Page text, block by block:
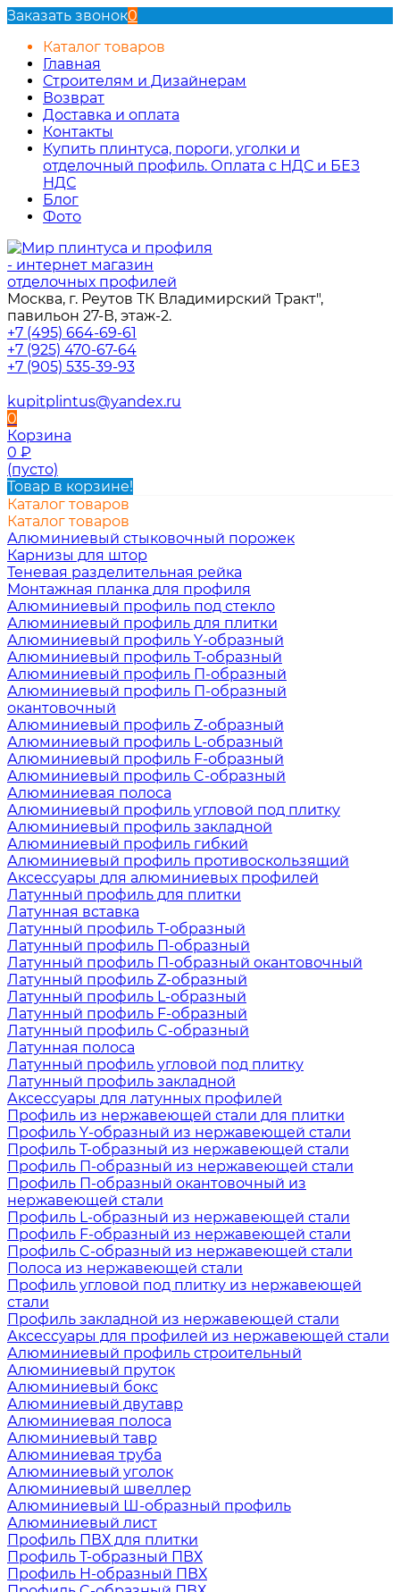
Заказать звонок0
Каталог товаров
Главная
Строителям и Дизайнерам
Возврат
Доставка и оплата
Контакты
Купить плинтуса, пороги, уголки и
отделочный профиль. Оплата с НДС и БЕЗ
НДС
Блог
Фото
Москва, г. Реутов ТК Владимирский Тракт",
павильон 27-В, этаж-2.
+7 (495) 664-69-61
+7 (925) 470-67-64
+7 (905) 535-39-93
kupitplintus@yandex.ru
0
Корзина
0 ₽
(пусто)
Товар в корзине!
Каталог товаров
Каталог товаров
Алюминиевый стыковочный порожек
Карнизы для штор
Теневая разделительная рейка
Монтажная планка для профиля
Алюминиевый профиль под стекло
Алюминиевый профиль для плитки
Алюминиевый профиль Y-образный
Алюминиевый профиль Т-образный
Алюминиевый профиль П-образный
Алюминиевый профиль П-образный
окантовочный
Алюминиевый профиль Z-образный
Алюминиевый профиль L-образный
Алюминиевый профиль F-образный
Алюминиевый профиль C-образный
Алюминиевая полоса
Алюминиевый профиль угловой под плитку
Алюминиевый профиль закладной
Алюминиевый профиль гибкий
Алюминиевый профиль противоскользящий
Аксессуары для алюминиевых профилей
Латунный профиль для плитки
Латунная вставка
Латунный профиль Т-образный
Латунный профиль П-образный
Латунный профиль П-образный окантовочный
Латунный профиль Z-образный
Латунный профиль L-образный
Латунный профиль F-образный
Латунный профиль C-образный
Латунная полоса
Латунный профиль угловой под плитку
Латунный профиль закладной
Аксессуары для латунных профилей
Профиль из нержавеющей стали для плитки
Профиль Y-образный из нержавеющей стали
Профиль Т-образный из нержавеющей стали
Профиль П-образный из нержавеющей стали
Профиль П-образный окантовочный из
нержавеющей стали
Профиль L-образный из нержавеющей стали
Профиль F-образный из нержавеющей стали
Профиль C-образный из нержавеющей стали
Полоса из нержавеющей стали
Профиль угловой под плитку из нержавеющей
стали
Профиль закладной из нержавеющей стали
Аксессуары для профилей из нержавеющей стали
Алюминиевый профиль строительный
Алюминиевый пруток
Алюминиевый бокс
Алюминиевый двутавр
Алюминиевая полоса
Алюминиевый тавр
Алюминиевая труба
Алюминиевый уголок
Алюминиевый швеллер
Алюминиевый Ш-образный профиль
Алюминиевый лист
Профиль ПВХ для плитки
Профиль Т-образный ПВХ
Профиль H-образный ПВХ